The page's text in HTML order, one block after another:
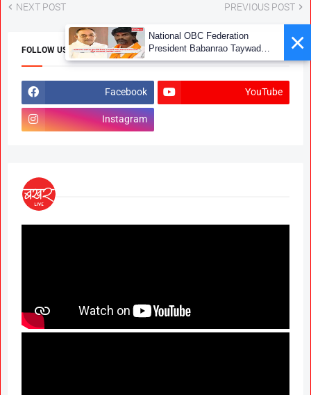
NEXT POST PREVIOUS POST
FOLLOW US
Facebook YouTube
Instagram
×
National OBC Federation
President Babanrao Taywade
Claims Only 27 Kunbi
Marathwada After September 2
GR; Alarming News for Mano